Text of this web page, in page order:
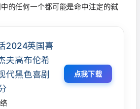
的任何一个都可能是命中注定的弑
2024英国喜
夫高布伦希
代黑色喜剧
点我下载